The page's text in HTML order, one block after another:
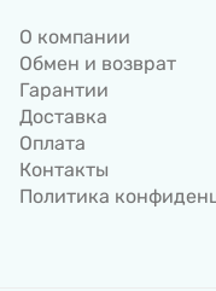
О компании
Обмен и возврат
Гарантии
Доставка
Оплата
Контакты
Политика